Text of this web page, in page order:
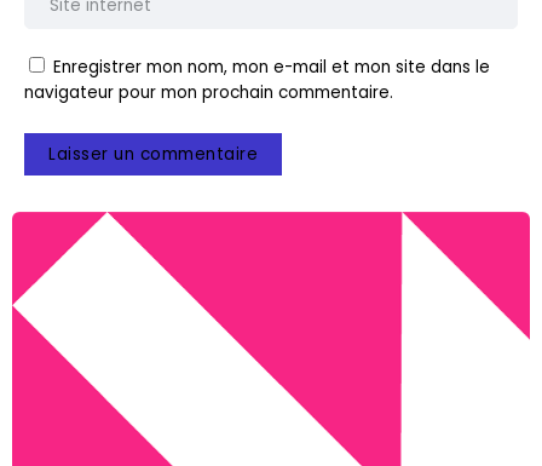
Enregistrer mon nom, mon e-mail et mon site dans le
navigateur pour mon prochain commentaire.